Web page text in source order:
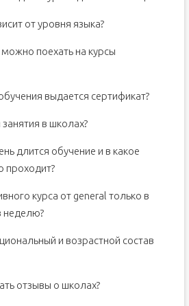
от уровня языка?
можно поехать на курсы
выдается сертификат?
в школах?
длится обучение и в какое
проходит?
курса от general только в
неделю?
и возрастной состав
отзывы о школах?